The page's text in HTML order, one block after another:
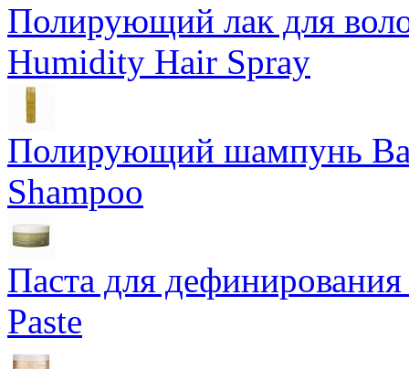
Полирующий лак для
Humidity Hair Spray
Полирующий шампунь
Shampoo
Паста для
Paste